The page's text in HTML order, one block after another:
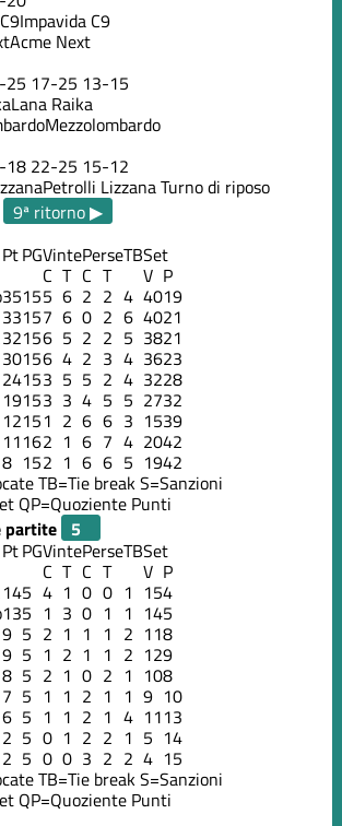
Impavida C9
Acme Next
-25 17-25 13-15
Lana Raika
Mezzolombardo
-18 22-25 15-12
Petrolli LizzanaTurno di riposo
9ª ritorno ▶
PtPGVintePerseTBSet
C T C T V P
35155 6 2 2 4 4019
33157 6 0 2 6 4021
32156 5 2 2 5 3821
30156 4 2 3 4 3623
24153 5 5 2 4 3228
19153 3 4 5 5 2732
12151 2 6 6 3 1539
11162 1 6 7 4 2042
8 152 1 6 6 5 1942
TB=Tie breakS=Sanzioni
QP=Quoziente Punti
partite
PtPGVintePerseTBSet
C T C T V P
145 4 1 0 0 1 154
135 1 3 0 1 1 145
9 5 2 1 1 1 2 118
9 5 1 2 1 1 2 129
8 5 2 1 0 2 1 108
7 5 1 1 2 1 1 9 10
6 5 1 1 2 1 4 1113
2 5 0 1 2 2 1 5 14
2 5 0 0 3 2 2 4 15
TB=Tie breakS=Sanzioni
QP=Quoziente Punti